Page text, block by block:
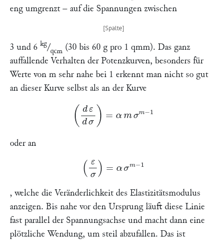
eng umgrenzt – auf die Spannungen zwischen
3 und 6 kg/qcm (30 bis 60 g pro 1 qmm). Das ganz
auffallende Verhalten der Potenzkurven, besonders für
Werte von m sehr nahe bei 1 erkennt man nicht so gut
an dieser Kurve selbst als an der Kurve
d ε dσ
oder an
(ε σ
, welche die Veränderlichkeit des Elastizitätsmodulus
anzeigen. Bis nahe vor den Ursprung läuft diese Linie
fast parallel der Spannungsachse und macht dann eine
plötzliche Wendung, um steil abzufallen. Das ist